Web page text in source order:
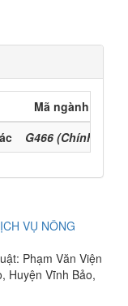
Mã ngành
G466 (Chính)
VỤ NÔNG
Phạm Văn Viện
Huyện Vĩnh Bảo,